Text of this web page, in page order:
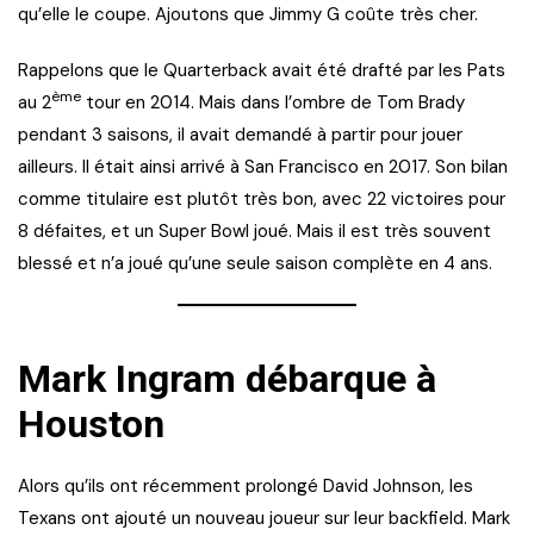
qu’elle le coupe. Ajoutons que Jimmy G coûte très cher.
Rappelons que le Quarterback avait été drafté par les Pats
au 2ème tour en 2014. Mais dans l’ombre de Tom Brady
pendant 3 saisons, il avait demandé à partir pour jouer
ailleurs. Il était ainsi arrivé à San Francisco en 2017. Son bilan
comme titulaire est plutôt très bon, avec 22 victoires pour
8 défaites, et un Super Bowl joué. Mais il est très souvent
blessé et n’a joué qu’une seule saison complète en 4 ans.
Mark Ingram débarque à
Houston
Alors qu’ils ont récemment prolongé David Johnson, les
Texans ont ajouté un nouveau joueur sur leur backfield. Mark